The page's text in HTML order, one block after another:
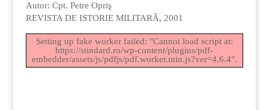
Autor: Cpt. Petre Opriş
REVISTA DE ISTORIE MILITARÃ, 2001
Setting up fake worker failed: "Cannot load script at:
https://stindard.ro/wp-content/plugins/pdf-
embedder/assets/js/pdfjs/pdf.worker.min.js?ver=4.6.4".